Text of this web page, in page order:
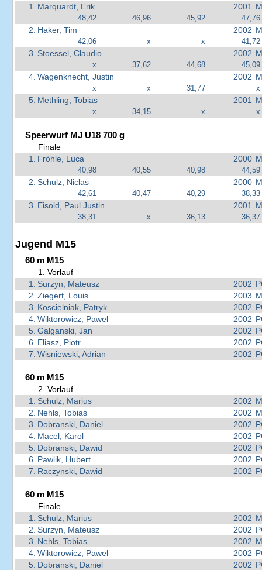
1.
Marquardt, Erik 2001
48,42 46,96 45,92 47,76
2. Haker, Tim 2002
42,06 x x 41,72
3. Stoessel, Claudio 2002
x 37,62 44,68 45,09
4. Wagenknecht, Justin 2002
x x 31,77 x
5. Methling, Tobias 2001
x 34,15 x x
Speerwurf MJ U18 700 g
Finale
1.
Fröhle, Luca 2000
40,98 40,55 40,98 44,59
2. Schulz, Niclas 2000
42,61 40,47 40,29 38,33
3. Eisold, Paul Justin 2001
38,31 x 36,13 36,37
Jugend M15
60 m M15
1. Vorlauf
1.
Surzyn, Mateusz 2002
2. Ziegert, Louis 2003
3. Koscielniak, Patryk 2002
4. Wiktorowicz, Pawel 2002
5. Galganski, Jan 2002
6. Eliasz, Piotr 2002
7. Wisniewski, Adrian 2002
60 m M15
2. Vorlauf
1.
Schulz, Marius 2002
2. Nehls, Tobias 2002
3. Dobranski, Daniel 2002
4. Macel, Karol 2002
5. Dobranski, Dawid 2002
6. Pawlik, Hubert 2002
7. Raczynski, Dawid 2002
60 m M15
Finale
1.
Schulz, Marius 2002
2. Surzyn, Mateusz 2002
3. Nehls, Tobias 2002
4. Wiktorowicz, Pawel 2002
5. Dobranski, Daniel 2002